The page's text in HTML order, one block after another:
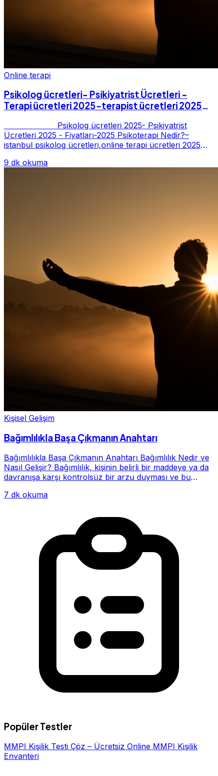
Online terapi
Psikolog ücretleri- Psikiyatrist Ücretleri -
Terapi ücretleri 2025-terapist ücretleri 2025-
Psikolog ücretleri 2025- Psikiyatrist
Ücretleri 2025 - Fiyatları-2025 Psikoterapi Nedir?–
istanbul psikolog ücretleri,online terapi ücretleri 2025
9 dk okuma
Kişisel Gelişim
Bağımlılıkla Başa Çıkmanın Anahtarı
Bağımlılıkla Başa Çıkmanın Anahtarı Bağımlılık Nedir ve
Nasıl Gelişir? Bağımlılık, kişinin belirli bir maddeye ya da
davranışa karşı kontrolsüz bir arzu duyması ve bu
7 dk okuma
Popüler Testler
MMPI Kişilik Testi Çöz – Ücretsiz Online MMPI Kişilik
Envanteri